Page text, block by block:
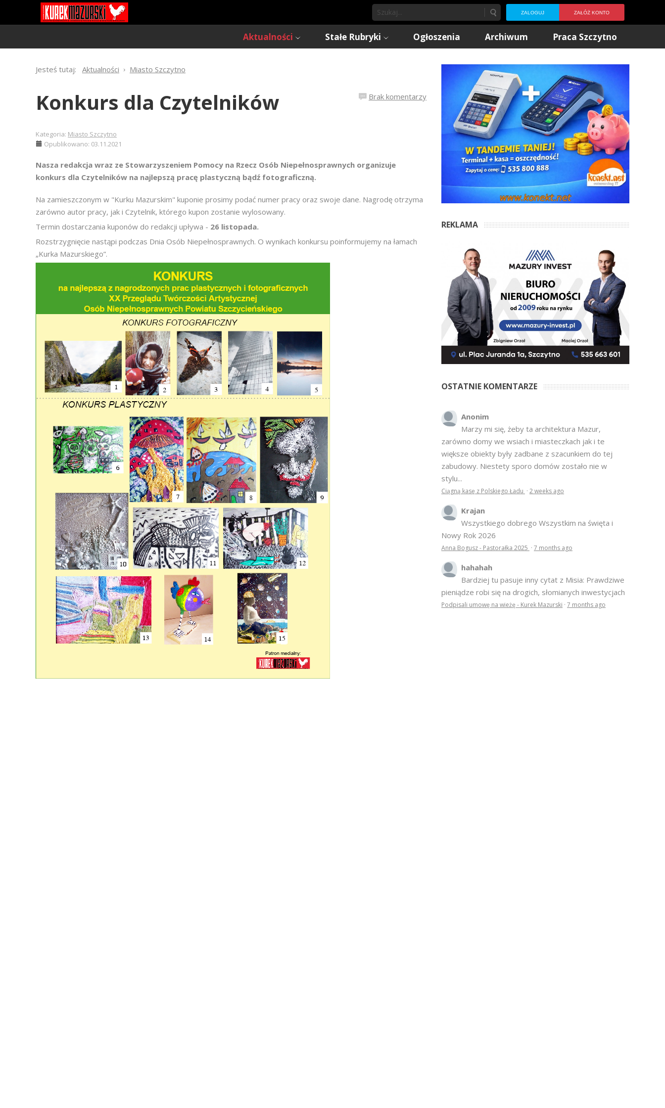
ZALOGUJ ZAŁÓŻ KONTO
Aktualności Stałe Rubryki Ogłoszenia Archiwum Praca Szczytno
Jesteś tutaj: Aktualności Miasto Szczytno
Brak komentarzy
Konkurs dla Czytelników
Kategoria: Miasto Szczytno
Opublikowano: 03.11.2021
Nasza redakcja wraz ze Stowarzyszeniem Pomocy na Rzecz Osób Niepełnosprawnych organizuje
konkurs dla Czytelników na najlepszą pracę plastyczną bądź fotograficzną.
Na zamieszczonym w "Kurku Mazurskim" kuponie prosimy podać numer pracy oraz swoje dane. Nagrodę otrzyma
zarówno autor pracy, jak i Czytelnik, którego kupon zostanie wylosowany.
Termin dostarczania kuponów do redakcji upływa - 26 listopada.
Rozstrzygnięcie nastąpi podczas Dnia Osób Niepełnosprawnych. O wynikach konkursu poinformujemy na łamach
„Kurka Mazurskiego”.
REKLAMA
OSTATNIE KOMENTARZE
Anonim
Marzy mi się, żeby ta architektura Mazur,
zarówno domy we wsiach i miasteczkach jak i te
większe obiekty były zadbane z szacunkiem do tej
zabudowy. Niestety sporo domów zostało nie w
stylu...
Ciągną kasę z Polskiego Ładu · 2 weeks ago
Krajan
Wszystkiego dobrego Wszystkim na święta i
Nowy Rok 2026
Anna Bogusz - Pastorałka 2025 · 7 months ago
hahahah
Bardziej tu pasuje inny cytat z Misia: Prawdziwe
pieniądze robi się na drogich, słomianych inwestycjach
Podpisali umowę na wieżę - Kurek Mazurski · 7 months ago